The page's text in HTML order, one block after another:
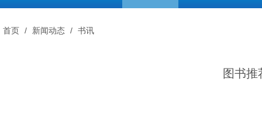
首页 / 新闻动态 / 书讯
图书推